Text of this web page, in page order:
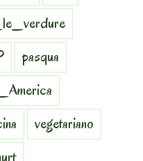
pasqua
vegetariano